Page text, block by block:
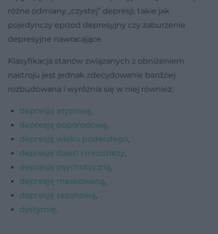
różne odmiany „czystej” depresji, takie jak
pojedynczy epizod depresyjny czy zaburzenie
depresyjne nawracające.
Klasyfikacja stanów związanych z obniżeniem
nastroju jest jednak zdecydowanie bardziej
rozbudowana i wyróżnia się w niej również:
depresję atypową,
depresję poporodową,
depresję wieku podeszłego,
depresję dzieci i młodzieży,
depresję psychotyczną,
depresję maskowaną,
depresję sezonową,
dystymię.